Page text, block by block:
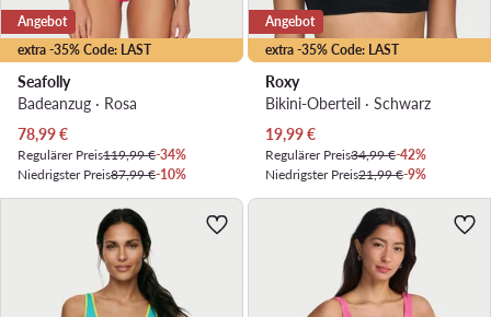
extra -35% Code: LAST
Angebot
Seafolly
Badeanzug · Rosa
Aktueller Preis
78,99€
Regulärer Preis119,99 €-34%
Niedrigster Preis87,99 €-10%
extra -35% Code: LAST
Angebot
Roxy
Bikini-Oberteil · Schwarz
Aktueller Preis
19,99€
Regulärer Preis34,99 €-42%
Niedrigster Preis21,99 €-9%